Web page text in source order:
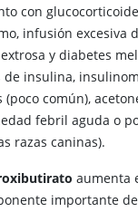
con
infusión excesiva
y diabetes
de insulina,
(poco común),
febril aguda o
razas caninas).
aumenta
importante